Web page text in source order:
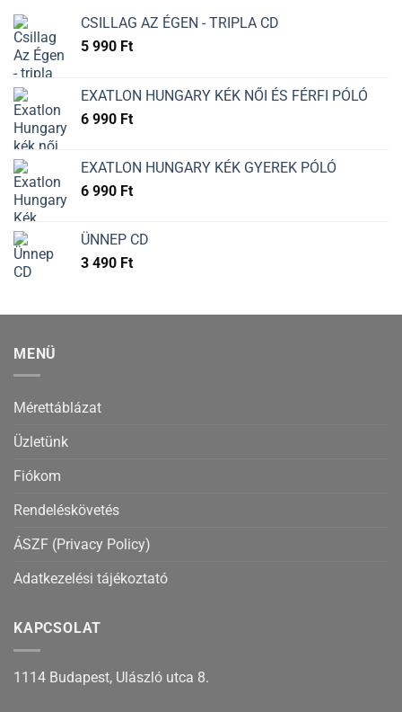
CSILLAG AZ ÉGEN - TRIPLA CD
5 990 Ft
EXATLON HUNGARY KÉK NŐI ÉS FÉRFI PÓLÓ
6 990 Ft
EXATLON HUNGARY KÉK GYEREK PÓLÓ
6 990 Ft
ÜNNEP CD
3 490 Ft
MENÜ
Mérettáblázat
Üzletünk
Fiókom
Rendeléskövetés
ÁSZF (Privacy Policy)
Adatkezelési tájékoztató
KAPCSOLAT
1114 Budapest, Ulászló utca 8.